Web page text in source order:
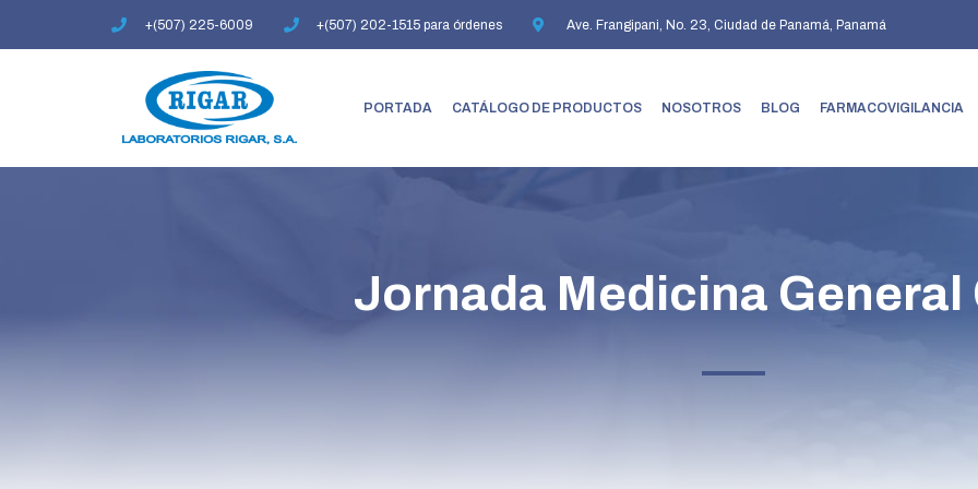
+(507) 225-6009 +(507) 202-1515 para órdenes Ave. Frangipani, No. 23, Ciudad de Panamá, Panamá
PORTADA CATÁLOGO DE PRODUCTOS NOSOTROS BLOG FARMACOVIGILANCIA
Jornada Medicina General